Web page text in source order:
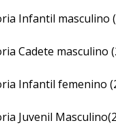
Infantil masculino
Cadete masculino
Infantil femenino
Juvenil